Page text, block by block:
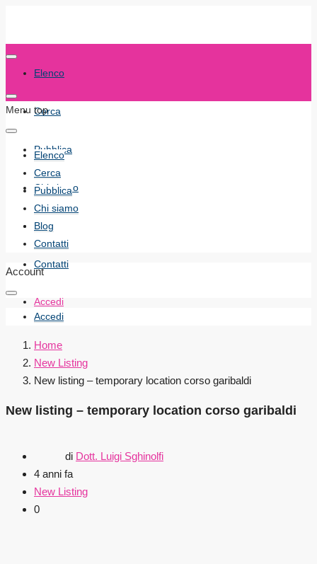
Elenco
Cerca
Pubblica
Chi siamo
Blog
Contatti
Accedi
Menu top
Elenco
Cerca
Pubblica
Chi siamo
Blog
Contatti
Account
Accedi
Home
New Listing
New listing – temporary location corso garibaldi
New listing – temporary location corso garibaldi
di Dott. Luigi Sghinolfi
4 anni fa
New Listing
0